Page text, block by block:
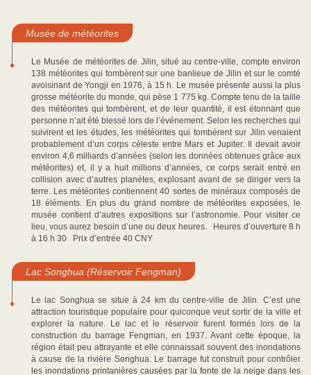
Musée de météorites
Le Musée de météorites de Jilin, situé au centre-ville, compte environ
138 météorites qui tombèrent sur une banlieue de Jilin et sur le comté
avoisinant de Yongji en 1976, à 15 h. Le musée présente aussi la plus
grosse météorite du monde, qui pèse 1 775 kg. Compte tenu de la taille
des météorites qui tombèrent, et de leur quantité, il est étonnant que
personne n’ait été blessé lors de l’événement. Selon les recherches qui
suivirent et les études, les météorites qui tombèrent sur Jilin venaient
probablement d’un corps céleste entre Mars et Jupiter. Il devait avoir
environ 4,6 milliards d’années (selon les données obtenues grâce aux
météorites) et, il y a huit millions d’années, ce corps serait entré en
collision avec d’autres planètes, explosant avant de se diriger vers la
terre. Les météorites contiennent 40 sortes de minéraux composés de
18 éléments. En plus du grand nombre de météorites exposées, le
musée contient d’autres expositions sur l’astronomie. Pour visiter ce
lieu, vous aurez besoin d’une ou deux heures. Heures d’ouverture 8 h
à 16 h 30 Prix d’entrée 40 CNY
Lac Songhua (Réservoir Fengman)
Le lac Songhua se situe à 24 km du centre-ville de Jilin. C’est une
attraction touristique populaire pour quiconque veut sortir de la ville et
explorer la nature. Le lac et le réservoir furent formés lors de la
construction du barrage Fengman, en 1937. Avant cette époque, la
région était peu attrayante et elle connaissait souvent des inondations
à cause de la rivière Songhua. Le barrage fut construit pour contrôler
les inondations printanières causées par la fonte de la neige dans les